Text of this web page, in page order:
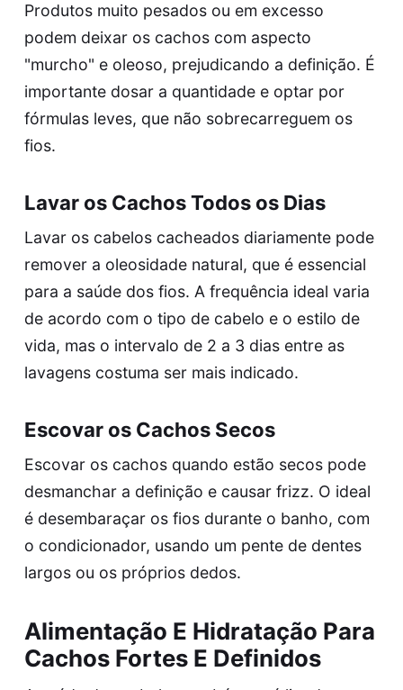
Produtos muito pesados ou em excesso
podem deixar os cachos com aspecto
"murcho" e oleoso, prejudicando a definição. É
importante dosar a quantidade e optar por
fórmulas leves, que não sobrecarreguem os
fios.
Lavar os Cachos Todos os Dias
Lavar os cabelos cacheados diariamente pode
remover a oleosidade natural, que é essencial
para a saúde dos fios. A frequência ideal varia
de acordo com o tipo de cabelo e o estilo de
vida, mas o intervalo de 2 a 3 dias entre as
lavagens costuma ser mais indicado.
Escovar os Cachos Secos
Escovar os cachos quando estão secos pode
desmanchar a definição e causar frizz. O ideal
é desembaraçar os fios durante o banho, com
o condicionador, usando um pente de dentes
largos ou os próprios dedos.
Alimentação E Hidratação Para
Cachos Fortes E Definidos